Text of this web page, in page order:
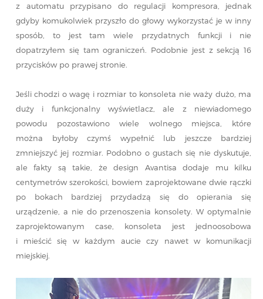
z automatu przypisano do regulacji kompresora, jednak
gdyby komukolwiek przyszło do głowy wykorzystać je w inny
sposób, to jest tam wiele przydatnych funkcji i nie
dopatrzyłem się tam ograniczeń. Podobnie jest z sekcją 16
przycisków po prawej stronie.
Jeśli chodzi o wagę i rozmiar to konsoleta nie waży dużo, ma
duży i funkcjonalny wyświetlacz, ale z niewiadomego
powodu pozostawiono wiele wolnego miejsca, które
można byłoby czymś wypełnić lub jeszcze bardziej
zmniejszyć jej rozmiar. Podobno o gustach się nie dyskutuje,
ale fakty są takie, że design Avantisa dodaje mu kilku
centymetrów szerokości, bowiem zaprojektowane dwie rączki
po bokach bardziej przydadzą się do opierania się
urządzenie, a nie do przenoszenia konsolety. W optymalnie
zaprojektowanym case, konsoleta jest jednoosobowa
i mieścić się w każdym aucie czy nawet w komunikacji
miejskiej.